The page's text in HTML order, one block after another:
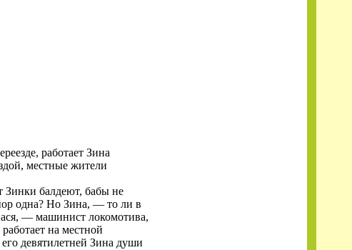
работает Зина
местные жители
Зинки балдеют, бабы не
одна? Но Зина, — то ли в
— машинист локомотива,
на местной
девятилетней Зина души